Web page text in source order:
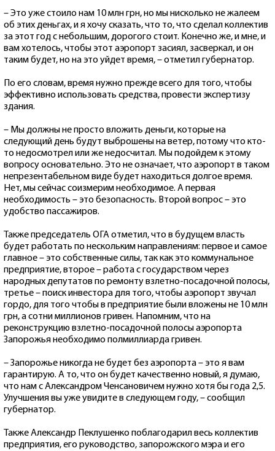
– Это уже стоило нам 10 млн грн, но мы нисколько не жалеем
об этих деньгах, и я хочу сказать, что то, что сделал коллектив
за этот год с небольшим, дорогого стоит. Конечно же, и мне, и
вам хотелось, чтобы этот аэропорт засиял, засверкал, и он
таким будет, но на это уйдет время, – отметил губернатор.
По его словам, время нужно прежде всего для того, чтобы
эффективно использовать средства, провести экспертизу
здания.
– Мы должны не просто вложить деньги, которые на
следующий день будут выброшены на ветер, потому что кто-
то недосмотрел или же недосчитал. Мы подойдем к этому
вопросу основательно. Это не означает, что аэропорт в таком
непрезентабельном виде будет находиться долгое время.
Нет, мы сейчас соизмерим необходимое. А первая
необходимость – это безопасность. Второй вопрос – это
удобство пассажиров.
Также председатель ОГА отметил, что в будущем власть
будет работать по нескольким направлениям: первое и самое
главное – это собственные силы, так как это коммунальное
предприятие, второе – работа с государством через
народных депутатов по ремонту взлетно-посадочной полосы,
третье – поиск инвестора для того, чтобы аэропорт звучал
гордо, для того чтобы в предприятие были вложены не 10 млн
грн, а сотни миллионов гривен. Напомним, что на
реконструкцию взлетно-посадочной полосы аэропорта
Запорожья необходимо полмиллиарда гривен.
– Запорожье никогда не будет без аэропорта – это я вам
гарантирую. А то, что он будет качественно новый, я думаю,
что нам с Александром Ченсановичем нужно хотя бы года 2,5.
Улучшения вы уже увидите в следующем году, – сообщил
губернатор.
Также Александр Пеклушенко поблагодарил весь коллектив
предприятия, его руководство, запорожского мэра и его